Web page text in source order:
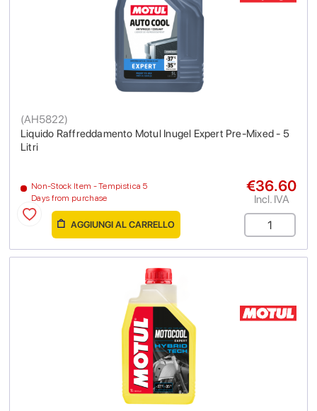
Liquido Raffreddamento Motul Inugel Expert Pre-Mixed - 5
Litri
(AH5822)
Non-Stock Item - Tempistica 5
Days from purchase
€36.60
Incl. IVA
AGGIUNGI AL CARRELLO